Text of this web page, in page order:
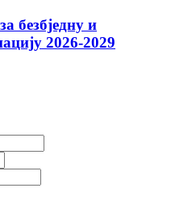
безбједну и
2026-2029